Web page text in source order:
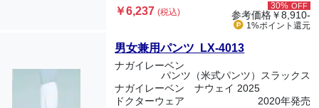
￥6,237(税込)
30% OFF
参考価格￥8,910-
1%ポイント 還元
男女兼用パンツ LX-4013
ナガイレーベン
パンツ（米式パンツ）スラックス
ナガイレーベン ナウェイ 2025
ドクターウェア
2020年発売